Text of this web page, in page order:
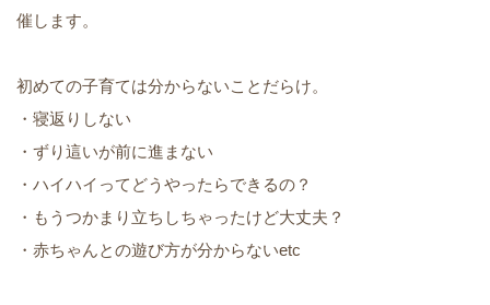
催します。
初めての子育ては分からないことだらけ。
・寝返りしない
・ずり這いが前に進まない
・ハイハイってどうやったらできるの？
・もうつかまり立ちしちゃったけど大丈夫？
・赤ちゃんとの遊び方が分からないetc